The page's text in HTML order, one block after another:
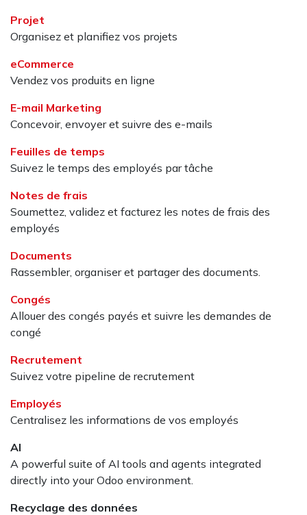
Projet
Organisez et planifiez vos projets
eCommerce
Vendez vos produits en ligne
E-mail Marketing
Concevoir, envoyer et suivre des e-mails
Feuilles de temps
Suivez le temps des employés par tâche
Notes de frais
Soumettez, validez et facturez les notes de frais des
employés
Documents
Rassembler, organiser et partager des documents.
Congés
Allouer des congés payés et suivre les demandes de
congé
Recrutement
Suivez votre pipeline de recrutement
Employés
Centralisez les informations de vos employés
AI
A powerful suite of AI tools and agents integrated
directly into your Odoo environment.
Recyclage des données